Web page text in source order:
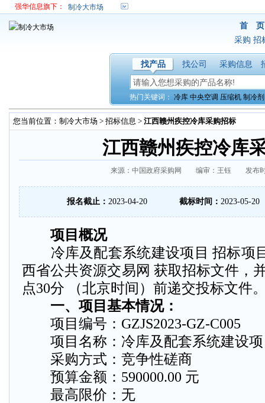
强华信息旗下： 制冷大市场
首 页
采购 招
找产品 找公司 采购信息
热门关键词： 冷库 中央空调 压缩机 制冷剂
您当前位置： 制冷大市场 > 招标信息 > 江西赣州疾控冷库采购招标
江西赣州疾控冷库
来源：中国政府采购网 编审：王钰 发布时
报名截止： 2023-04-20 截标时间： 2023-05-20
项目概况
冷库及配套系统建设项目 招标项
西省公共资源交易网 获取招标文件，
点30分 （北京时间）前递交投标文件
一、项目基本情况：
项目编号：GZJS2023-GZ-C005
项目名称：冷库及配套系统建设项
采购方式：竞争性磋商
预算金额：590000.00 元
最高限价：无